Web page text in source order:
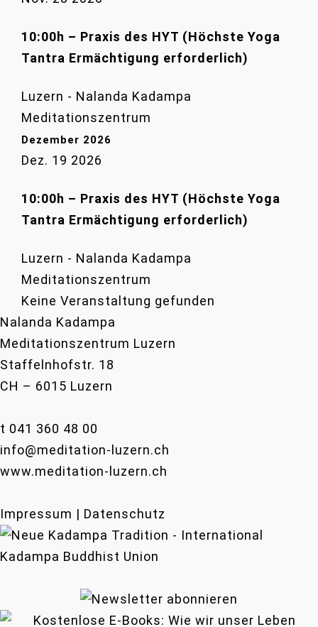
10:00h – Praxis des HYT (Höchste Yoga
Tantra Ermächtigung erforderlich)
Luzern - Nalanda Kadampa
Meditationszentrum
Dezember 2026
Dez. 19 2026
10:00h – Praxis des HYT (Höchste Yoga
Tantra Ermächtigung erforderlich)
Luzern - Nalanda Kadampa
Meditationszentrum
Keine Veranstaltung gefunden
Nalanda Kadampa
Meditationszentrum Luzern
Staffelnhofstr. 18
CH – 6015 Luzern
t 041 360 48 00
info@meditation-luzern.ch
www.meditation-luzern.ch
Impressum | Datenschutz